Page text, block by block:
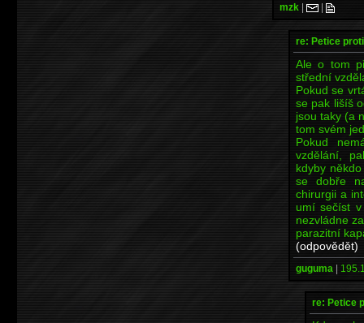
mzk | |
re: Petice
Ale o tom
střední
Pokud se
se pak lišíš
jsou taky (a
tom svém
Pokud
vzdělání,
kdyby
se dobře
chirurgii a
umí sečíst v
nezvládne
parazitní
(odpovědět)
guguma |
re: Petice